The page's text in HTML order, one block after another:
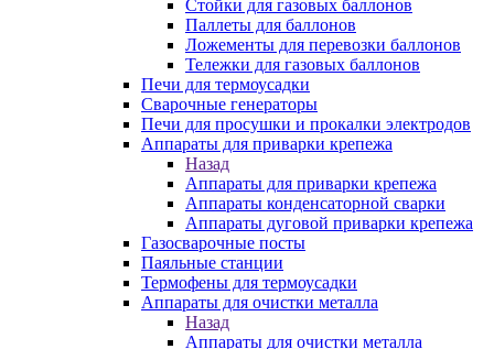
Стойки для газовых баллонов
Паллеты для баллонов
Ложементы для перевозки баллонов
Тележки для газовых баллонов
Печи для термоусадки
Сварочные генераторы
Печи для просушки и прокалки электродов
Аппараты для приварки крепежа
Назад
Аппараты для приварки крепежа
Аппараты конденсаторной сварки
Аппараты дуговой приварки крепежа
Газосварочные посты
Паяльные станции
Термофены для термоусадки
Аппараты для очистки металла
Назад
Аппараты для очистки металла